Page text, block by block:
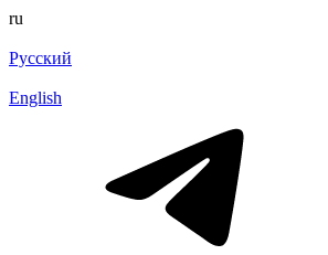
ru
Русский
English